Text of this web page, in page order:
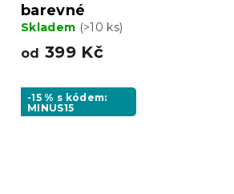
barevné
Skladem (>10 ks)
od 399 Kč
-15 % s kódem:
MINUS15